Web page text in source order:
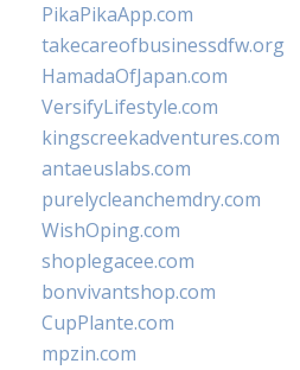
PikaPikaApp.com
takecareofbusinessdfw.org
HamadaOfJapan.com
VersifyLifestyle.com
kingscreekadventures.com
antaeuslabs.com
purelycleanchemdry.com
WishOping.com
shoplegacee.com
bonvivantshop.com
CupPlante.com
mpzin.com